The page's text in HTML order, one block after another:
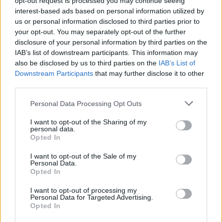
interest-based ads based on personal information utilized by
us or personal information disclosed to third parties prior to
your opt-out. You may separately opt-out of the further
disclosure of your personal information by third parties on the
IAB’s list of downstream participants. This information may
also be disclosed by us to third parties on the IAB’s List of
Downstream Participants that may further disclose it to other
Please note that this website/app uses one or more Google
not limited to your visit or usage behaviour. You may click to
grant or deny consent to Google and its third-party tags to
use your data for below specified purposes in below Google
consent section.
Personal Data Processing Opt Outs
I want to opt-out of the Sharing of my
personal data.
Opted In
I want to opt-out of the Sale of my
Personal Data.
Opted In
I want to opt-out of processing my
Personal Data for Targeted Advertising.
Opted In
folyamatos kontrollra
Ha valaki eszközként szeretne használni téged,
számára a legrémesebb, amit tehetsz az az, ha
átveszed tőle az irányítást. A fenti
személyiségzavarban szenvedők ezt nem
engedhetik meg maguknak, így ha minden kötél
szakad, komoly manipulációs technikákat is
bevetnek, csak hogy azt érezzék, náluk van a
irányítgatni. Ilyenkor a leggyakrabban az
úgynevezett passzív-agresszív technikák kerülnek
találkozóba, de aztán az utolsó pillanatban
lemondja, vagy szándékosan késik, esetleg úgy
kapta volna meg az üzeneted, nem vette volna
észre, hogy hívtad stb.